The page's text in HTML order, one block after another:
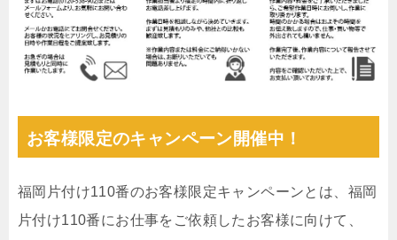
お客様限定のキャンペーン開催中！
福岡片付け110番のお客様限定キャンペーンとは、福岡
片付け110番にお仕事をご依頼したお客様に向けて、